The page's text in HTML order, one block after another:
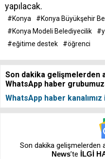
yapılacak.
#Konya #Konya Büyükşehir
#Konya Modeli Belediyecilik
#eğitime destek
#öğrenci
Son dakika gelişmelerden
WhatsApp haber
WhatsApp haber kanalımız
Son dakika gelişmelerden
News’te İLGİ